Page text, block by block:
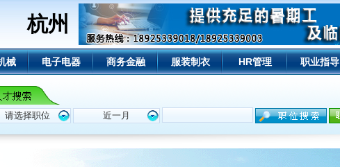
杭州
械 电子电器 商务金融 服装制衣 HR管理 职业指导